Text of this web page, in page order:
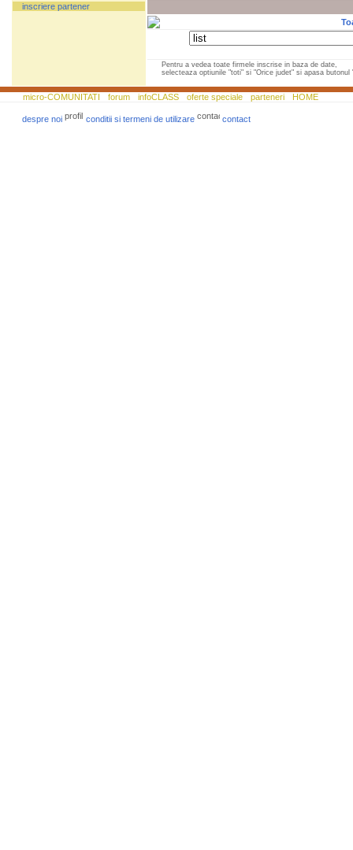
inscriere partener
Pentru a vedea toate firmele inscrise in baza de date,
selecteaza optiunile "toti" si "Orice judet" si apasa butonul
micro-COMUNITATI forum infoCLASS oferte speciale parteneri HOME
despre noi conditii si termeni de utilizare contact